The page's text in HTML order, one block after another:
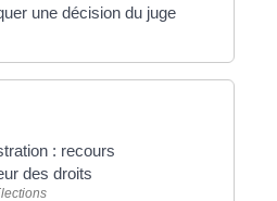
une décision du juge
: recours
des droits